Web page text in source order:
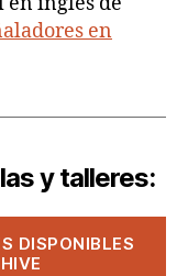
en
y talleres:
DISPONIBLES